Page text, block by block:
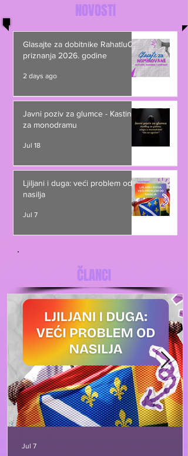
NOVOSTI
Glasajte za dobitnike RahatluQ
priznanja 2026. godine
2 days ago
Javni poziv za glumce - Kasting
za monodramu
Jul 18
Ljiljani i duga: veći problem od
nasilja
Jul 7
ČLANCI
Jul 7